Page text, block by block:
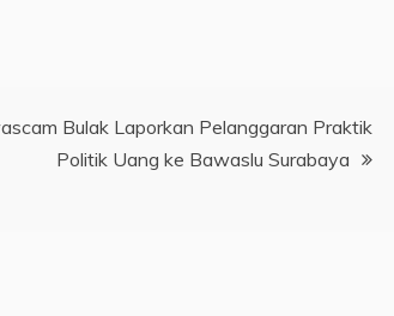
Bulak Laporkan Pelanggaran Praktik
Politik Uang ke Bawaslu Surabaya